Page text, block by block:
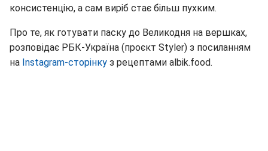
консистенцію, а сам виріб стає більш пухким.
Про те, як готувати паску до Великодня на вершках,
розповідає РБК-Україна (проєкт Styler) з посиланням
на Instagram-сторінку з рецептами albik.food.